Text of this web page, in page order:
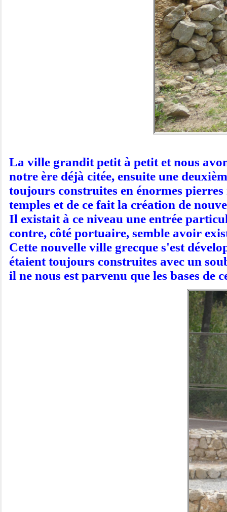
La ville grandit petit à petit et nous
notre ère déjà citée, ensuite une
toujours construites en énormes
temples et de ce fait la création de
Il existait à ce niveau une entrée
contre, côté portuaire, semble avoir
Cette nouvelle ville grecque s'est
étaient toujours construites avec un
il ne nous est parvenu que les bases de